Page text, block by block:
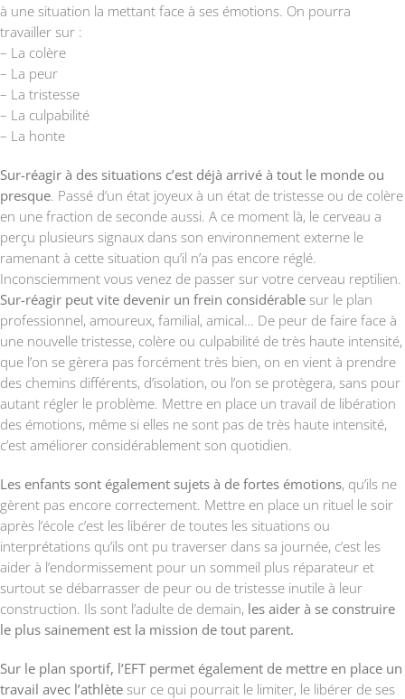
à une situation la mettant face à ses émotions. On pourra
travailler sur :
– La colère
– La peur
– La tristesse
– La culpabilité
– La honte
Sur-réagir à des situations c’est déjà arrivé à tout le monde ou
presque. Passé d’un état joyeux à un état de tristesse ou de colère
en une fraction de seconde aussi. A ce moment là, le cerveau a
perçu plusieurs signaux dans son environnement externe le
ramenant à cette situation qu’il n’a pas encore réglé.
Inconsciemment vous venez de passer sur votre cerveau reptilien.
Sur-réagir peut vite devenir un frein considérable sur le plan
professionnel, amoureux, familial, amical… De peur de faire face à
une nouvelle tristesse, colère ou culpabilité de très haute intensité,
que l’on se gèrera pas forcément très bien, on en vient à prendre
des chemins différents, d’isolation, ou l’on se protègera, sans pour
autant régler le problème. Mettre en place un travail de libération
des émotions, même si elles ne sont pas de très haute intensité,
c’est améliorer considérablement son quotidien.
Les enfants sont également sujets à de fortes émotions, qu’ils ne
gèrent pas encore correctement. Mettre en place un rituel le soir
après l’école c’est les libérer de toutes les situations ou
interprétations qu’ils ont pu traverser dans sa journée, c’est les
aider à l’endormissement pour un sommeil plus réparateur et
surtout se débarrasser de peur ou de tristesse inutile à leur
construction. Ils sont l’adulte de demain, les aider à se construire
le plus sainement est la mission de tout parent.
Sur le plan sportif, l’EFT permet également de mettre en place un
travail avec l’athlète sur ce qui pourrait le limiter, le libérer de ses